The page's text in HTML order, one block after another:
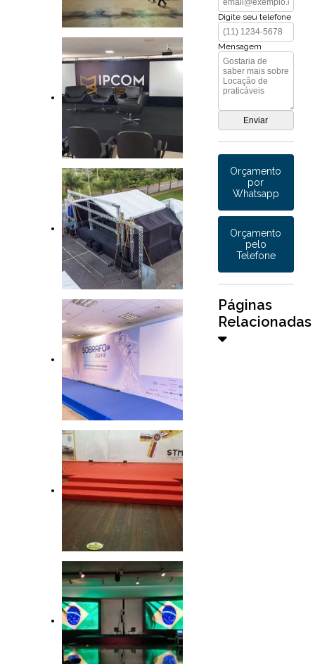
Digite seu telefone
Mensagem
Orçamento
por
Whatsapp
Orçamento
pelo
Telefone
Páginas
Relacionadas